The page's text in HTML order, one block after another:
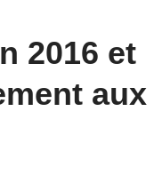
2016 et
aux